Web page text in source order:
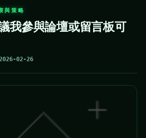
策略
我參與論壇或留言板可
02-26